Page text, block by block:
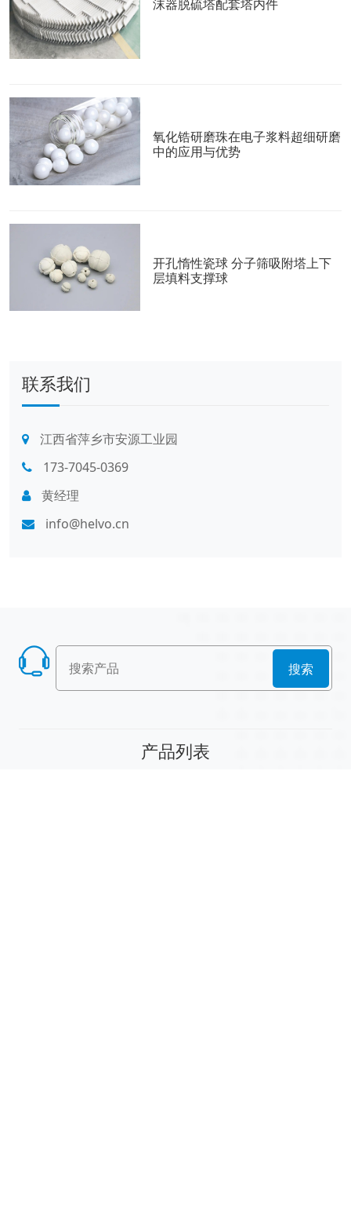
沫器脱硫塔配套塔内件
氧化锆研磨珠在电子浆料超细研磨
中的应用与优势
开孔惰性瓷球 分子筛吸附塔上下
层填料支撑球
联系我们
江西省萍乡市安源工业园
173-7045-0369
黄经理
info@helvo.cn
搜索
产品列表